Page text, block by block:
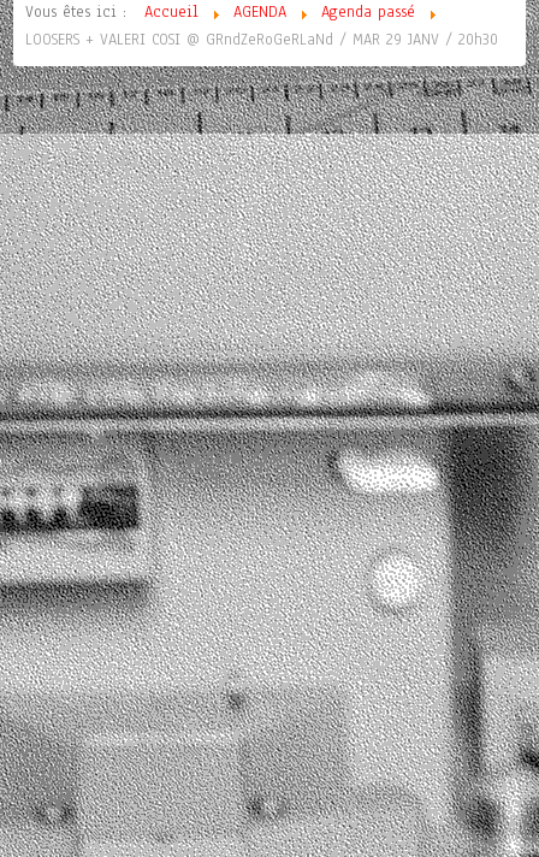
Vous êtes ici : Accueil AGENDA
Agenda passé
LOOSERS + VALERI COSI @ GRndZeRoGeRLaNd / MAR 29 JANV / 20h30